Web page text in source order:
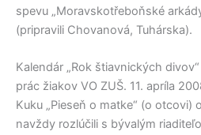
spevu „Moravskotřeboňské
(pripravili Chovanová, Tuhárska).
Kalendár „Rok štiavnických
prác žiakov VO ZUŠ. 11. apríla
Kuku „Pieseň o matke“ (o otcovi)
navždy rozlúčili s bývalým